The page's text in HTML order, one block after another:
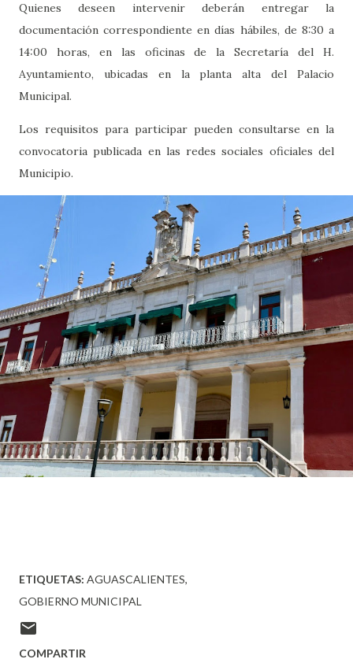
Quienes deseen intervenir deberán entregar la
documentación correspondiente en días hábiles, de 8:30 a
14:00 horas, en las oficinas de la Secretaría del H.
Ayuntamiento, ubicadas en la planta alta del Palacio
Municipal.
Los requisitos para participar pueden consultarse en la
convocatoria publicada en las redes sociales oficiales del
Municipio.
ETIQUETAS: AGUASCALIENTES
GOBIERNO MUNICIPAL
COMPARTIR